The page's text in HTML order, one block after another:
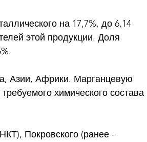
на 17,7%, до 6,14
этой продукции. Доля
Азии, Африки. Марганцевую
химического состава
Покровского (ранее -